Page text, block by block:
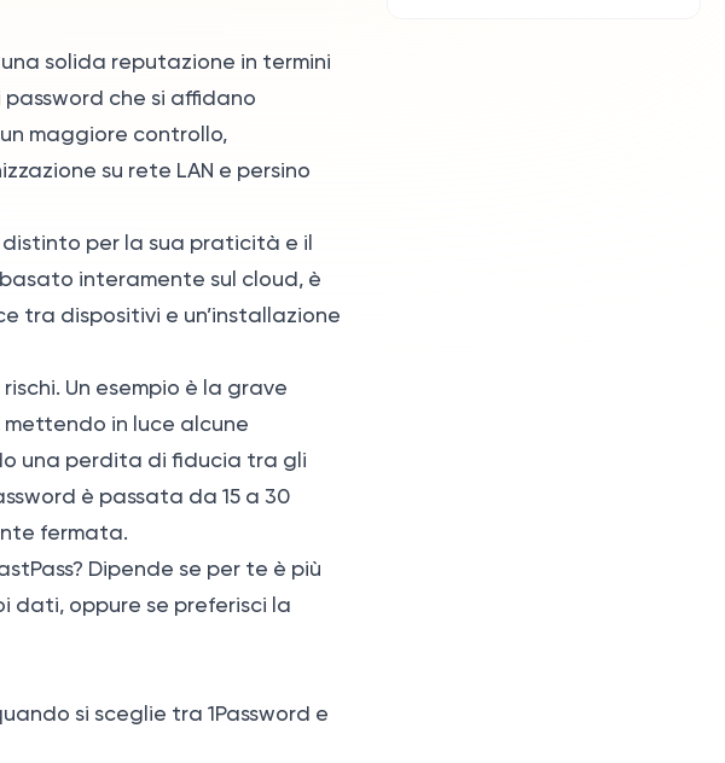
solida reputazione in termini
che si affidano
maggiore controllo,
su rete LAN e persino
distinto per la sua praticità e il
interamente sul cloud, è
tra dispositivi e un’installazione
Un esempio è la grave
in luce alcune
una perdita di fiducia tra gli
è passata da 15 a 30
fermata.
Dipende se per te è più
dati, oppure se preferisci la
si sceglie tra 1Password e